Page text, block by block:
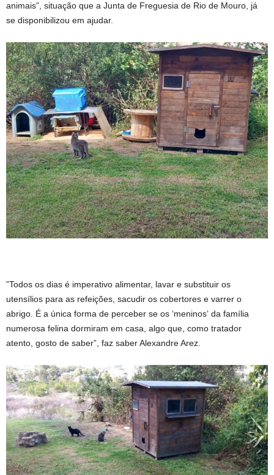
animais”, situação que a Junta de Freguesia de Rio de Mouro, já
se disponibilizou em ajudar.
”Todos os dias é imperativo alimentar, lavar e substituir os
utensílios para as refeições, sacudir os cobertores e varrer o
abrigo. É a única forma de perceber se os ‘meninos’ da família
numerosa felina dormiram em casa, algo que, como tratador
atento, gosto de saber”, faz saber Alexandre Arez.